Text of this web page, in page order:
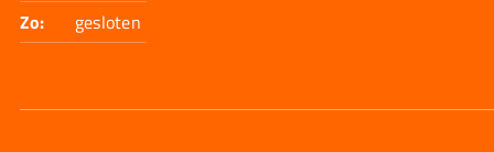
Zo:
gesloten